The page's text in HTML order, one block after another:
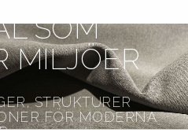
SOM
MILJÖER
STRUKTURER
FÖR MODERNA